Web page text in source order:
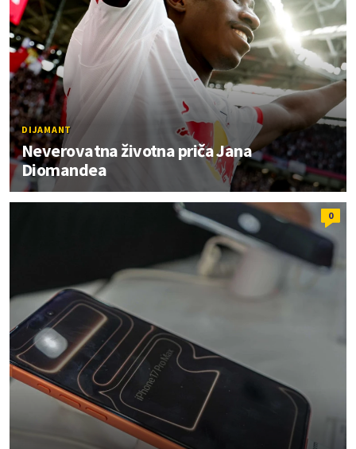
DIJAMANT
Neverovatna životna priča Jana
Diomandea
0